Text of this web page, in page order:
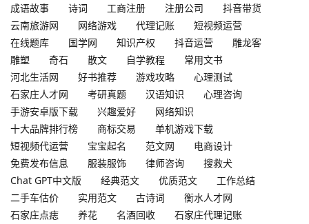
成语故事
诗词 工商注册 注册公司
抖音带货
云南旅游网
网络游戏 代理记账
短视频运营
在线题库
国学网 知识产权 抖音运营
雕龙客
雕塑
奇石 散文 自学教程
常用文书
河北生活网
好书推荐 游戏攻略
心理测试
石家庄人才网
考研真题 汉语知识
心理咨询
手游安卓版下载
兴趣爱好
网络知识
十大品牌排行榜
商标交易
单机游戏下载
短视频代运营
宝宝起名 范文网
电商设计
免费发布信息
服装服饰 律师咨询
搜救犬
Chat GPT中文版
经典范文 优质范文
工作总结
二手车估价
实用范文 古诗词
衡水人才网
石家庄点痣
养花 名酒回收
石家庄代理记账